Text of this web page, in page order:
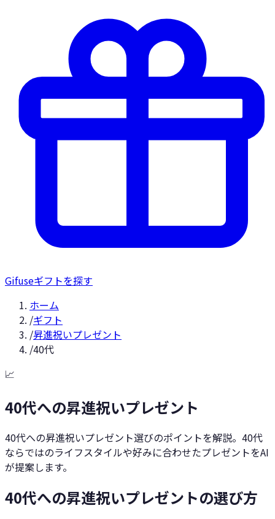
Gifuseギフトを探す
ホーム
/ギフト
/昇進祝いプレゼント
/40代
📈
40代への昇進祝いプレゼント
40代への昇進祝いプレゼント選びのポイントを解説。40代
ならではのライフスタイルや好みに合わせたプレゼントをAI
が提案します。
40代への昇進祝いプレゼントの選び方